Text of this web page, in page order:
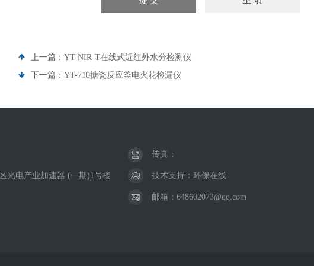
上一篇： YT-NIR-T在线式近红外水分检测仪
下一篇： YT-710搪瓷反应釜电火花检漏仪
传真：
光电产业加速器 (一期)1号楼
技术支持： 环保在线
邮箱：648602073@qq.com